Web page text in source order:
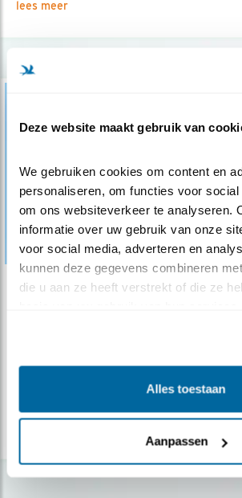
Deze website maakt gebruik van
We gebruiken cookies om content en
personaliseren, om functies voor
om ons websiteverkeer te analyseren.
informatie over uw gebruik van onze
voor social media, adverteren en
kunnen deze gegevens combineren
die u aan ze heeft verstrekt of die ze
Alles toestaan
Aanpassen
lees meer
Tip
van de roofvogeltrek in Batumi.